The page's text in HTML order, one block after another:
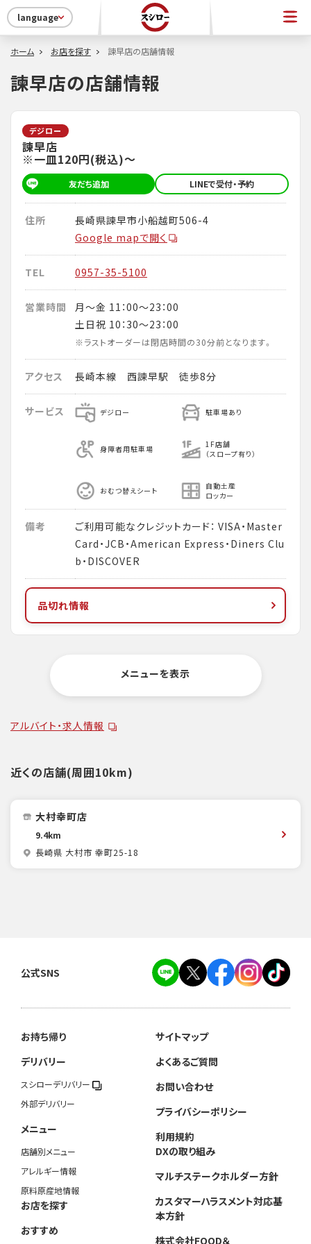
language
ホーム お店を探す 諫早店の店舗情報
諫早店の店舗情報
デジロー
諫早店
※一皿120円(税込)～
友だち追加 LINEで受付・予約
住所
長崎県諫早市小船越町506-4
Google mapで開く
TEL 0957-35-5100
営業時間
月～金 11：00～23：00
土日祝 10：30～23：00
※ラストオーダーは閉店時間の30分前となります。
アクセス 長崎本線 西諫早駅 徒歩8分
サービス デジロー 駐車場あり
身障者用駐車場
1F店舗
（スロープ有り）
おむつ替えシート
自動土産
ロッカー
備考
ご利用可能なクレジットカード： VISA・Master
Card・JCB・American Express・Diners Clu
b・DISCOVER
品切れ情報
メニューを表示
アルバイト・求人情報
近くの店舗(周囲10km)
大村幸町店
9.4km
長崎県 大村市 幸町25-18
公式SNS
お持ち帰り
デリバリー
スシローデリバリー
外部デリバリー
メニュー
店舗別メニュー
アレルギー情報
原料原産地情報
お店を探す
おすすめ
サイトマップ
よくあるご質問
お問い合わせ
プライバシーポリシー
利用規約
DXの取り組み
マルチステークホルダー方針
カスタマーハラスメント対応基
本方針
株式会社FOOD＆